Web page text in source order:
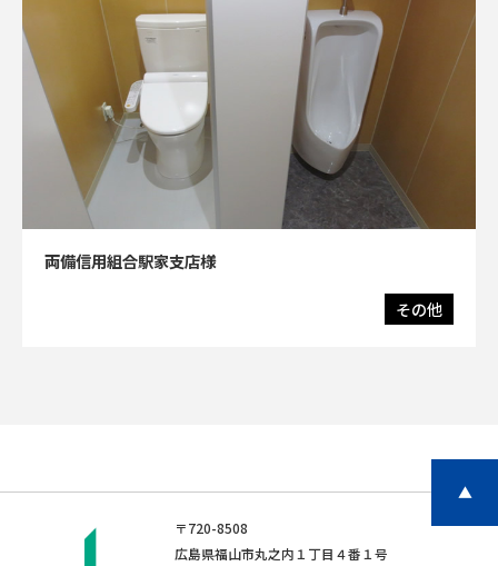
両備信用組合駅家支店様
その他
▲
〒720-8508
広島県福山市丸之内１丁目４番１号